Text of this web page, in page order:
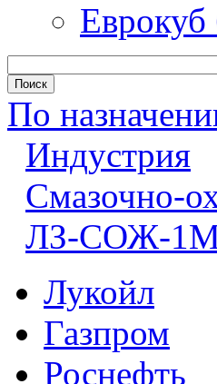
Еврокуб
По
Индустрия
Смазочно-
ЛЗ-СОЖ-
Лукойл
Газпром
Роснефть